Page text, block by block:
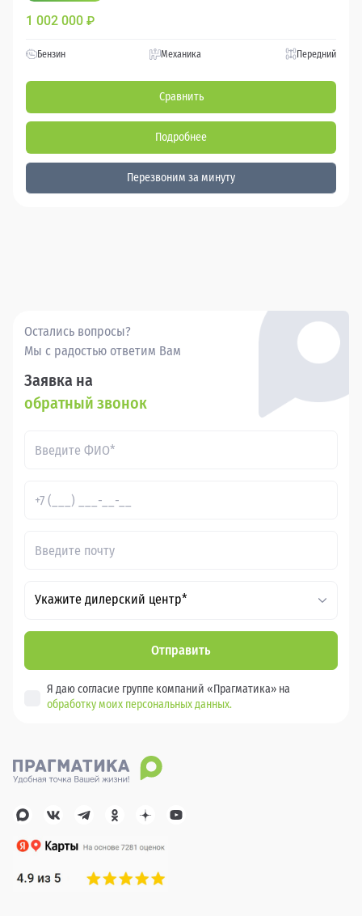
1 002 000 ₽
Бензин Механика Передний
Сравнить
Подробнее
Перезвоним за минуту
Остались вопросы?
Мы с радостью ответим Вам
Заявка на
обратный звонок
Укажите дилерский центр*
Отправить
Я даю согласие группе компаний «Прагматика» на
обработку моих персональных данных.